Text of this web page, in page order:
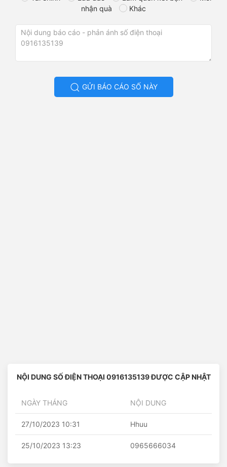
nhận quà
Khác
GỬI BÁO CÁO SỐ NÀY
NỘI DUNG SỐ ĐIỆN THOẠI 0916135139 ĐƯỢC CẬP NHẬT
NGÀY THÁNG NỘI DUNG
27/10/2023 10:31 Hhuu
25/10/2023 13:23 0965666034